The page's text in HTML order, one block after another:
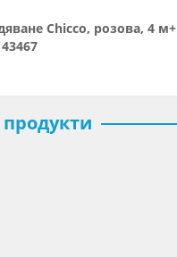
Chicco, розова, 4 м+